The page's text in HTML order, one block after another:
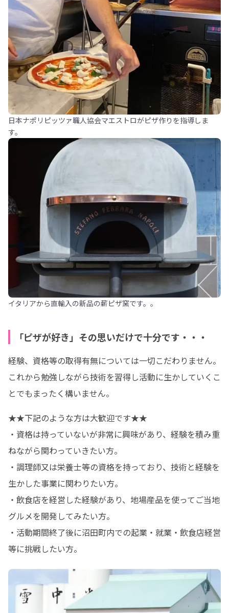
日本ナポリピッツァ職人協会マエストロがピザ作りを指導しま
す。
イタリアから直輸入の新品の薪ピザ窯です。。
「ピザが好き」その思いだけで十分です・・・
経験、資格等の取得有無については一切こだわりません。
これから勉強しながら技術を習得し活動に生かしていくこ
とでもまったく構いません。
★★下記のような方は大歓迎です★★
・資格は持っていないが非常に興味があり、経験を積み重
ねながら関わっていきたい方。
・調理師又は栄養士等の資格を持っており、技術と経験を
生かした事業に関わりたい方。
・飲食店を経営した経験があり、地場産品を使ってご当地
グルメを開発してみたい方。
・活動期間終了後に沼田町内での起業・就業・飲食店経営
等に挑戦したい方。